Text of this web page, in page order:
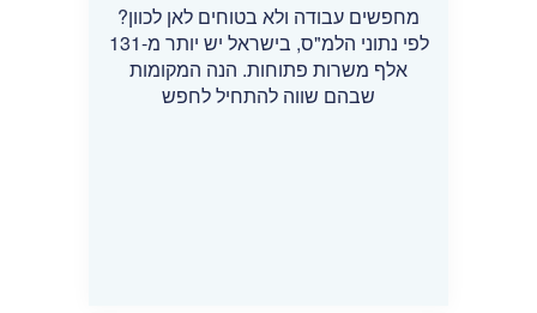
מחפשים עבודה ולא בטוחים לאן לכוון?
לפי נתוני הלמ"ס, בישראל יש יותר מ-131
אלף משרות פתוחות. הנה המקומות
שבהם שווה להתחיל לחפש